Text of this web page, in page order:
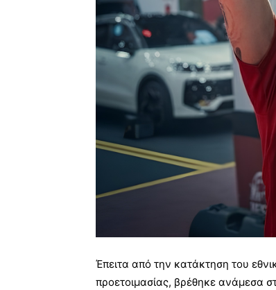
Έπειτα από την κατάκτηση του
προετοιμασίας, βρέθηκε ανάμεσα